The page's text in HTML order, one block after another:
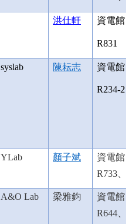
洪仕軒 資電館
R831
syslab 陳耘志 資電館
R234-2
YLab 顏子斌
資電館
R733、
A&O Lab 梁雅鈞
資電館
R644、